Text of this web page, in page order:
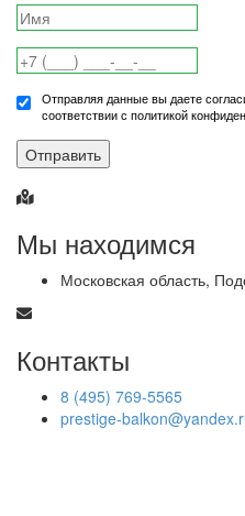
Отправляя данные вы даете
соответствии с политикой
Отправить
Мы находимся
Московская область,
Контакты
8 (495) 769-5565
prestige-